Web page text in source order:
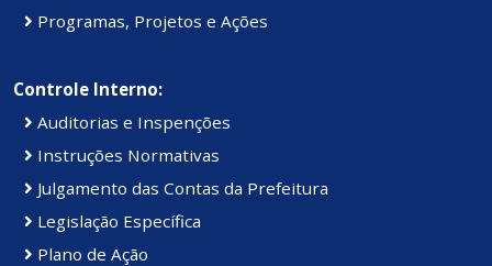
Programas, Projetos e Ações
Controle Interno:
Auditorias e Inspenções
Instruções Normativas
Julgamento das Contas da Prefeitura
Legislação Específica
Plano de Ação